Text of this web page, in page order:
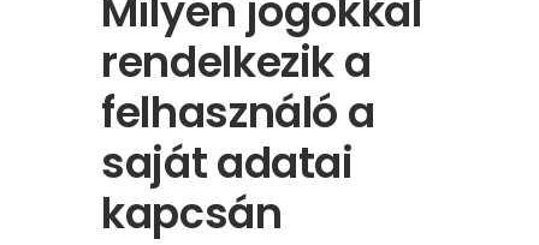
Milyen jogokkal
rendelkezik a
felhasználó a
saját adatai
kapcsán